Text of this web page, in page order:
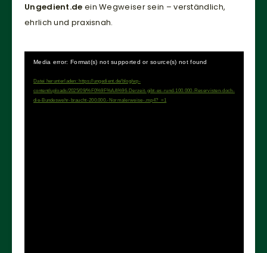
Ungedient.de ein Wegweiser sein – verständlich,
ehrlich und praxisnah.
Video-
Media error: Format(s) not supported or source(s) not found
Datei herunterladen: https://ungedient.de/blog/wp-
content/uploads/2025/09/%F0%9F%AA%96-Derzeit-gibt-es-rund-100.000-Reservisten-doch-
die-Bundeswehr-braucht-200.000.-Normalerweise-.mp4?_=1